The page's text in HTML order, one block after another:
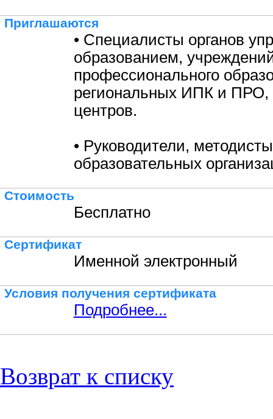
Приглашаются
• Специалисты органов
образованием,
профессионального
региональных ИПК и ПРО,
центров.
• Руководители,
образовательных
Стоимость
Бесплатно
Сертификат
Именной электронный
Условия получения сертификата
Подробнее...
Возврат к списку